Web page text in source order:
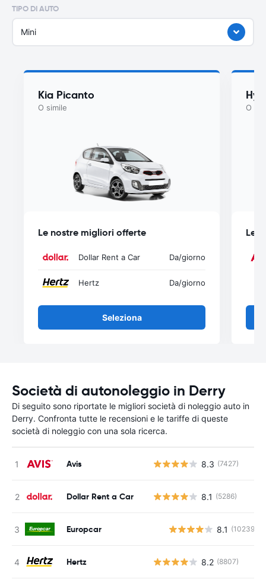
TIPO DI AUTO
Mini
Kia Picanto
O simile
Le nostre migliori offerte
Dollar Rent a Car Da/giorno
Hertz Da/giorno
Seleziona
O
Le
Società di autonoleggio in Derry
Di seguito sono riportate le migliori società di noleggio auto in
Derry. Confronta tutte le recensioni e le tariffe di queste
società di noleggio con una sola ricerca.
Avis 8.3 (7427)
Dollar Rent a Car 8.1 (5286)
Europcar 8.1 (10239)
Hertz 8.2 (8807)